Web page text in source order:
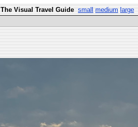
The Visual Travel Guide small medium large